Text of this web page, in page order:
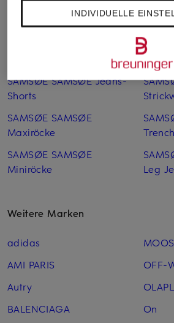
SAMSØE SAMSØE Jeans
SAMSØE SAMSØE Jeans-
Shorts
SAMSØE SAMSØE
Maxiröcke
SAMSØE SAMSØE
Miniröcke
Leg
Weitere Marken
adidas
AMI PARIS
Autry
BALENCIAGA
OFF-
On
INDIVIDUELLE